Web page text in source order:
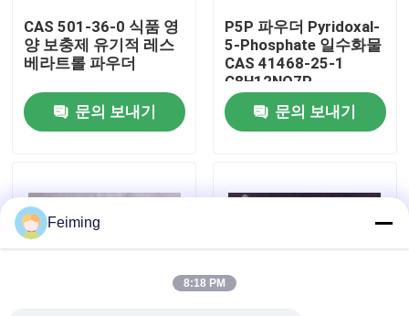
공장 여행
품질 관리
연락주세요
인용문을 요구하세요
폴리이미드 모노머
CAS 501-36-0 식품 영
양 보충제 유기적 레스
베라트롤 파우더
문의 보내기
P5P 파우더 Pyridoxal-
5-Phosphate 일수화물
CAS 41468-25-1
C8H12NO7P
문의 보내기
Feiming
8:18 PM